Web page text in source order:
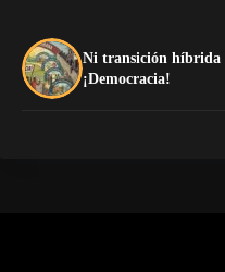
Ni transición híbrida
¡Democracia!